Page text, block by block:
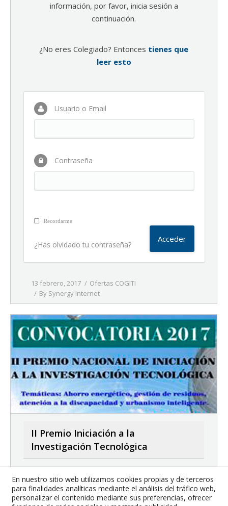
información, por favor, inicia sesión a
continuación.
¿No eres Colegiado? Entonces tienes que
leer esto
Usuario o Email
Contraseña
Recordarme
¿Has olvidado tu contraseña?
13 febrero, 2017
Ofertas COGITI
By Synergy Internet
II Premio Iniciación a la
Investigación Tecnológica
Ampliado el plazo de presentación de trabajos
al 31 de marzo de 2017
13 febrero, 2017 Noticias BySynergy Internet
En nuestro sitio web utilizamos cookies propias y de terceros
para finalidades analíticas mediante el análisis del tráfico web,
personalizar el contenido mediante sus preferencias, ofrecer